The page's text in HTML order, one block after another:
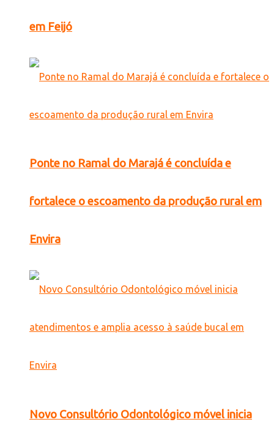
em Feijó
Ponte no Ramal do Marajá é concluída e
fortalece o escoamento da produção rural em
Envira
Novo Consultório Odontológico móvel inicia